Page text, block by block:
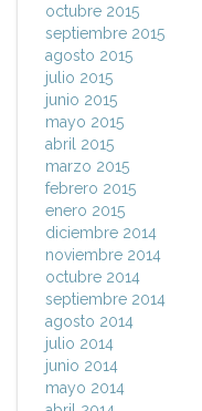
octubre 2015
septiembre 2015
agosto 2015
julio 2015
junio 2015
mayo 2015
abril 2015
marzo 2015
febrero 2015
enero 2015
diciembre 2014
noviembre 2014
octubre 2014
septiembre 2014
agosto 2014
julio 2014
junio 2014
mayo 2014